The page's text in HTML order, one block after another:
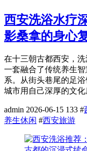
西安洗浴水疗
影桑拿的身心
在十三朝古都西安，
一套融合了传统养生
系。从街头巷尾的足
城市用自己深厚的文
admin 2026-06-15 133 #
养生休闲 #西安旅游